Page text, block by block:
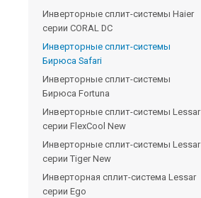
Инверторные сплит-системы Haier
серии CORAL DC
Инверторные сплит-системы
Бирюса Safari
Инверторные сплит-системы
Бирюса Fortuna
Инверторные сплит-системы Lessar
серии FlexCool New
Инверторные сплит-системы Lessar
серии Tiger New
Инверторная сплит-система Lessar
серии Ego